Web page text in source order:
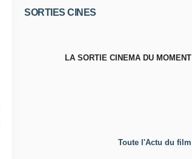
SORTIES CINES
LA SORTIE CINEMA DU MOMENT
Toute l'Actu du film